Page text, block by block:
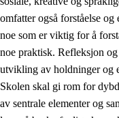
omfatter også forståelse
noe som er viktig for å
noe praktisk. Refleksjon
utvikling av holdninger og
Skolen skal gi rom for
av sentrale elementer og